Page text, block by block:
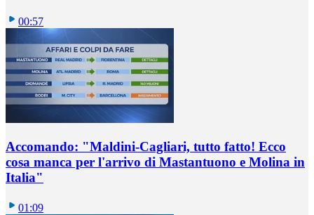
00:57
Accomando: "Maldini-Cagliari, tutto fatto! Ecco
cosa manca per l'arrivo di Mastantuono e Molina in
Italia"
01:09